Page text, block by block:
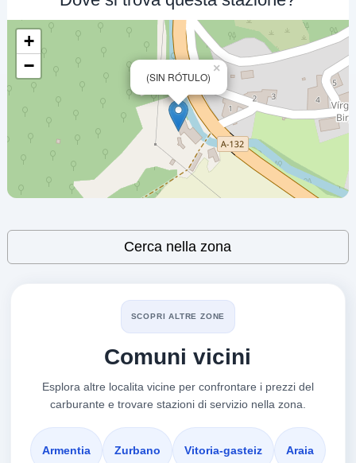
PETRONOR
a 13.5 km
Carretera Ctra.vitoria-estella Km. 38
SANTA CRUZ CAMPEZO,
01120
VEDI PREZZI
ALAVESA
a 13.69 km
VEDI PREZZI
Carretera N-1 Km. 364,4
ELBURGO/BURGELU,
a 17.38 km
Calle Venta De La Estrella, 5
(SIN RÓTULO)
×
+
−
Cerca nella zona
SCOPRI ALTRE ZONE
Comuni vicini
Esplora altre localita vicine per confrontare i prezzi del
carburante e trovare stazioni di servizio nella zona.
Armentia Zurbano Vitoria-gasteiz Araia